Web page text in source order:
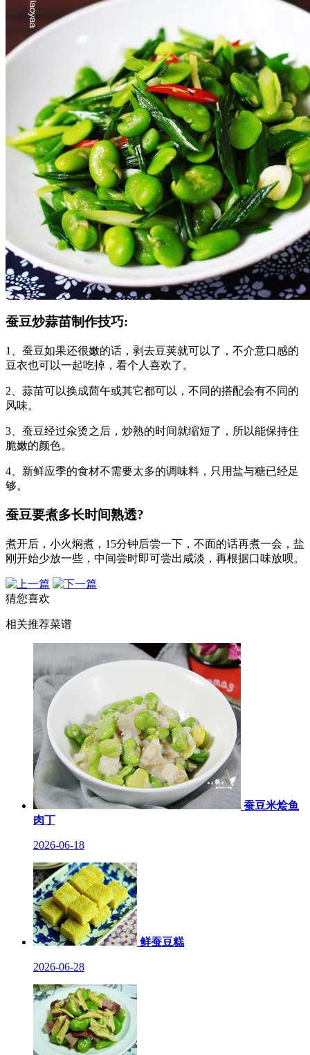
蚕豆炒蒜苗制作技巧:
1、蚕豆如果还很嫩的话，剥去豆荚就可以了，不介意口感的
豆衣也可以一起吃掉，看个人喜欢了。
2、蒜苗可以换成茴午或其它都可以，不同的搭配会有不同的
风味。
3、蚕豆经过氽烫之后，炒熟的时间就缩短了，所以能保持住
脆嫩的颜色。
4、新鲜应季的食材不需要太多的调味料，只用盐与糖已经足
够。
蚕豆要煮多长时间熟透?
煮开后，小火焖煮，15分钟后尝一下，不面的话再煮一会，盐
刚开始少放一些，中间尝时即可尝出咸淡，再根据口味放呗。
猜您喜欢
相关推荐菜谱
蚕豆米烩鱼
肉丁
2026-06-18
鲜蚕豆糕
2026-06-28